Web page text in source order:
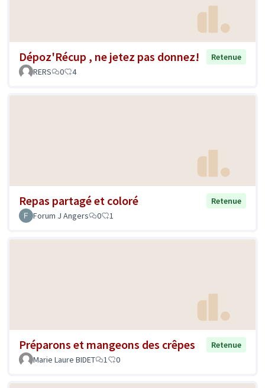
Dépoz'Récup , ne jetez pas donnez!
Retenue
RERS
0 4
Repas partagé et coloré
Retenue
Forum J Angers
0 1
Préparons et mangeons des crêpes
Retenue
Marie Laure BIDET
1 0